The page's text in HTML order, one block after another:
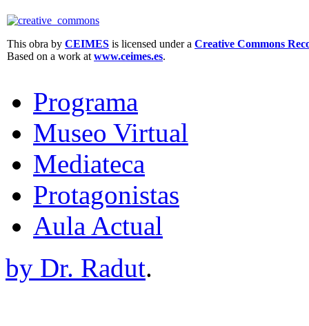
This obra by CEIMES is licensed under a Creative Commons
Based on a work at www.ceimes.es.
Programa
Museo Virtual
Mediateca
Protagonistas
Aula Actual
by Dr. Radut.